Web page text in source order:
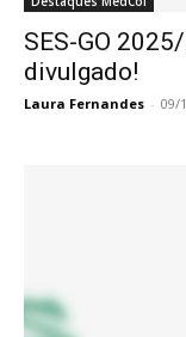
SES-GO
divulgado!
Laura Fernandes - 09/